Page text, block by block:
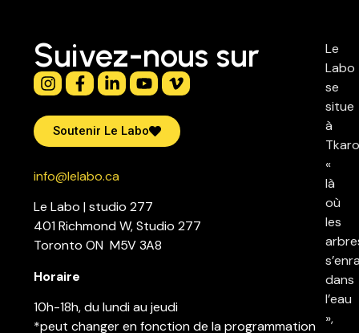
Suivez-nous sur
Soutenir Le Labo
info@lelabo.ca
Le Labo | studio 277
401 Richmond W, Studio 277
Toronto ON M5V 3A8
Horaire
10h-18h, du lundi au jeudi
*peut changer en fonction de la programmation
Le
Labo
se
situe
à
«
là
où
les
dans
l’eau
»,